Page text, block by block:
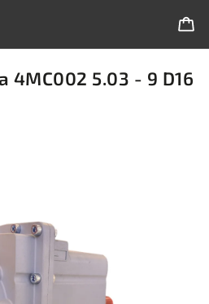
4MC002 5.03 - 9 D16